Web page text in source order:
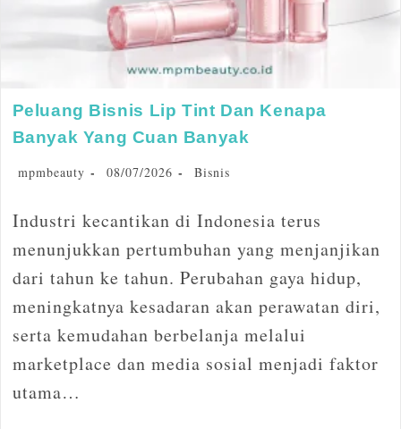
Peluang Bisnis Lip Tint Dan Kenapa
Banyak Yang Cuan Banyak
mpmbeauty 08/07/2026 Bisnis
Industri kecantikan di Indonesia terus
menunjukkan pertumbuhan yang menjanjikan
dari tahun ke tahun. Perubahan gaya hidup,
meningkatnya kesadaran akan perawatan diri,
serta kemudahan berbelanja melalui
marketplace dan media sosial menjadi faktor
utama…